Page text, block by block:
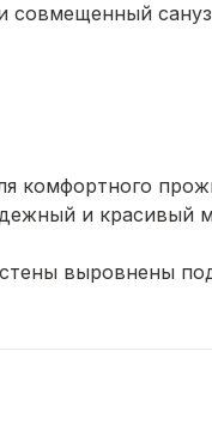
совмещенный
комфортного
и красивый
выровнены